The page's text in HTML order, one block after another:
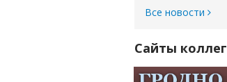
Все новости
Сайты коллег